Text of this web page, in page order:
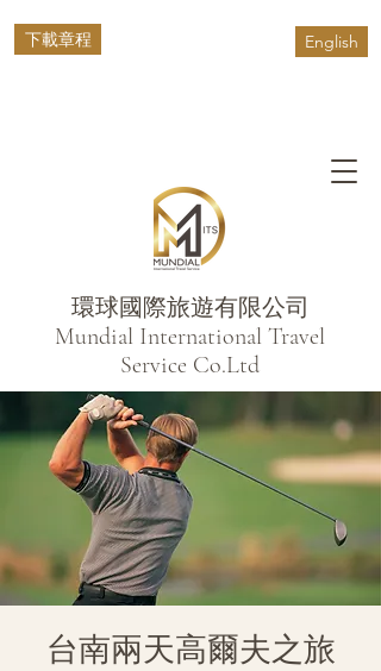
環球國際旅遊有限公司
​Mundial International Travel
Service Co.Ltd
English
下載章程
台南兩天高爾夫之旅